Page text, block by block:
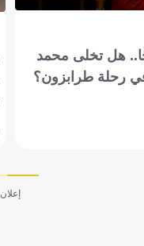
هل تخلى محمد
رحلة طرابزون؟
إعلان